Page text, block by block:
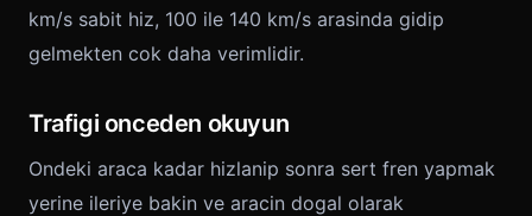
km/s sabit hiz, 100 ile 140 km/s arasinda gidip
gelmekten cok daha verimlidir.
Trafigi onceden okuyun
Ondeki araca kadar hizlanip sonra sert fren yapmak
yerine ileriye bakin ve aracin dogal olarak